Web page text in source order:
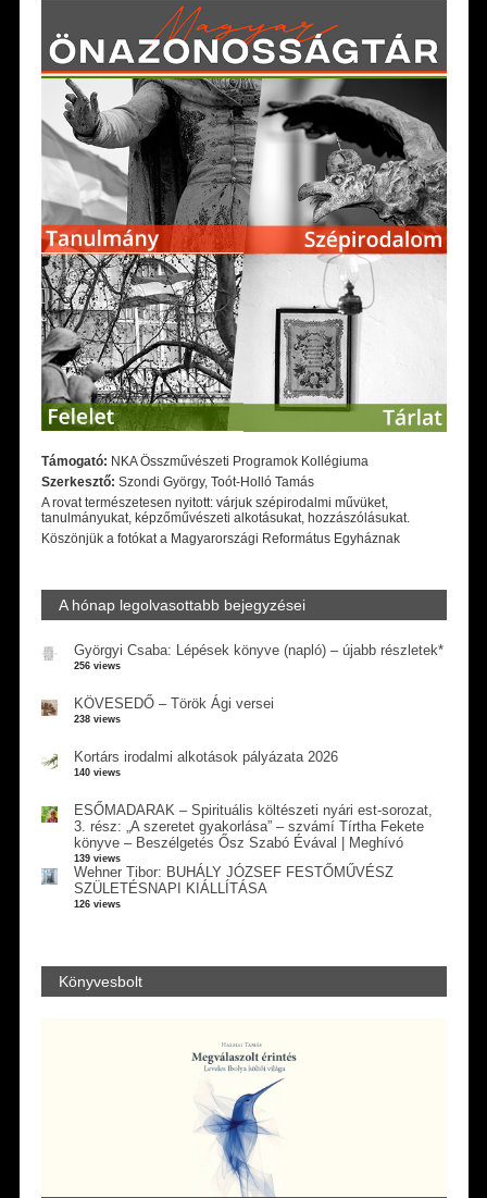
Támogató: NKA Összművészeti Programok Kollégiuma
Szerkesztő: Szondi György, Toót-Holló Tamás
A rovat természetesen nyitott: várjuk szépirodalmi művüket,
tanulmányukat, képzőművészeti alkotásukat, hozzászólásukat.
Köszönjük a fotókat a Magyarországi Református Egyháznak
A hónap legolvasottabb bejegyzései
Györgyi Csaba: Lépések könyve (napló) – újabb részletek*
256 views
KÖVESEDŐ – Török Ági versei
238 views
Kortárs irodalmi alkotások pályázata 2026
140 views
ESŐMADARAK – Spirituális költészeti nyári est-sorozat,
3. rész: „A szeretet gyakorlása” – szvámí Tírtha Fekete
könyve – Beszélgetés Ősz Szabó Évával | Meghívó
139 views
Wehner Tibor: BUHÁLY JÓZSEF FESTŐMŰVÉSZ
SZÜLETÉSNAPI KIÁLLÍTÁSA
126 views
Könyvesbolt